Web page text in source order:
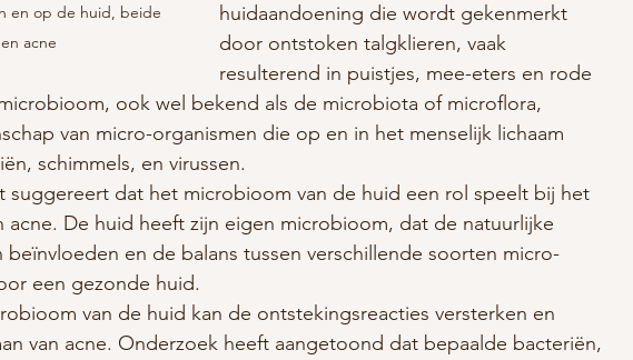
en op de huid, beide
acne
huidaandoening die wordt gekenmerkt
door ontstoken talgklieren, vaak
resulterend in puistjes, mee-eters en rode
ook wel bekend als de microbiota of microflora,
van micro-organismen die op en in het menselijk lichaam
schimmels, en virussen.
suggereert dat het microbioom van de huid een rol speelt bij het
acne. De huid heeft zijn eigen microbioom, dat de natuurlijke
beïnvloeden en de balans tussen verschillende soorten micro-
een gezonde huid.
van de huid kan de ontstekingsreacties versterken en
van acne. Onderzoek heeft aangetoond dat bepaalde bacteriën,